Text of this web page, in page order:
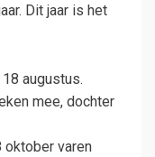
Dit jaar is het
augustus.
mee, dochter
oktober varen